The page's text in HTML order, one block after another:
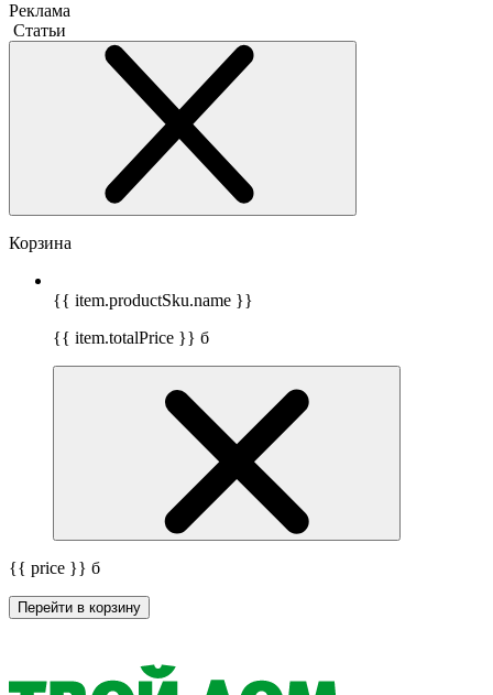
Реклама
Статьи
Корзина
{{ item.productSku.name }}
{{ item.totalPrice }} б
{{ price }} б
Перейти в корзину